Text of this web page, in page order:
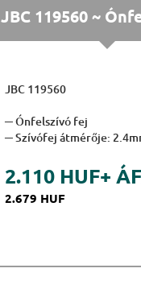
JBC 119560 ~
JBC 119560
─ Ónfelszívó fej
─ Szívófej átmérője:
2.110 HUF+
2.679 HUF